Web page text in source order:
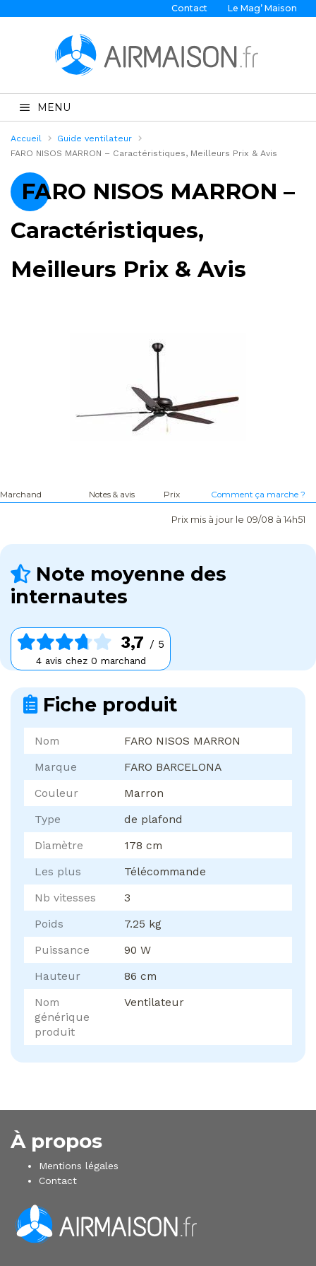
Contact Le Mag’ Maison
MENU
Accueil
Guide ventilateur
FARO NISOS MARRON – Caractéristiques, Meilleurs Prix & Avis
FARO NISOS MARRON –
Caractéristiques,
Meilleurs Prix & Avis
Marchand Notes & avis Prix Comment ça marche ?
Prix mis à jour le 09/08 à 14h51
Note moyenne des
internautes
3,7 / 5
4 avis chez 0 marchand
Fiche produit
Nom
FARO NISOS MARRON
Marque
FARO BARCELONA
Couleur
Marron
Type
de plafond
Diamètre
178 cm
Les plus
Télécommande
Nb vitesses
3
Poids
7.25 kg
Puissance
90 W
Hauteur
86 cm
Nom
générique
produit
Ventilateur
À propos
Mentions légales
Contact